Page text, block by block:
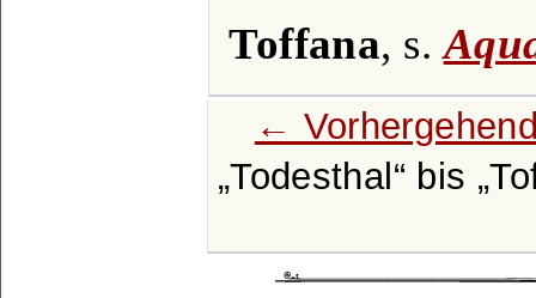
Toffana, s.
←
Todesthal bis